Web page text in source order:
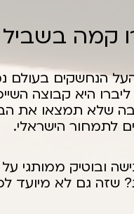
קמה בשביל
הנחשקים בעולם
היא קבוצה
שלא תמצאו את
לתמחור הישראלי.
ובוטיק ממותגי
שזה גם לא מיועד